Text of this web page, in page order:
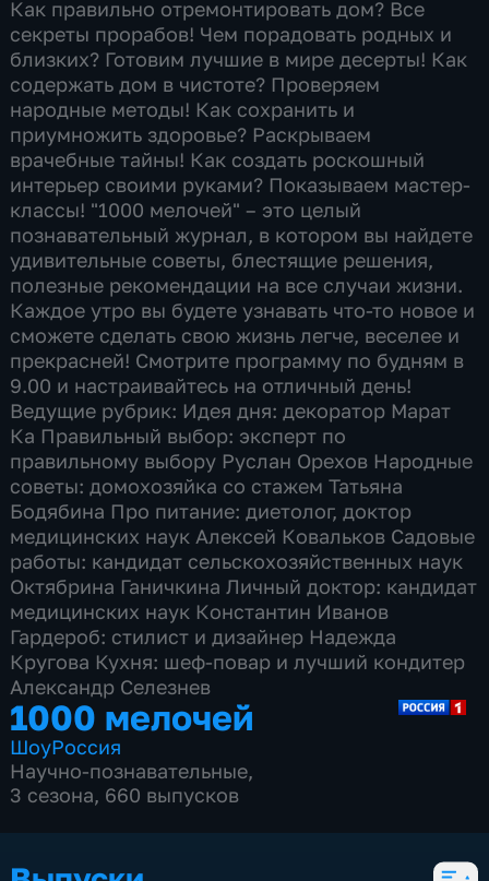
Как правильно отремонтировать дом? Все
секреты прорабов! Чем порадовать родных и
близких? Готовим лучшие в мире десерты! Как
содержать дом в чистоте? Проверяем
народные методы! Как сохранить и
приумножить здоровье? Раскрываем
врачебные тайны! Как создать роскошный
интерьер своими руками? Показываем мастер-
классы! "1000 мелочей" – это целый
познавательный журнал, в котором вы найдете
удивительные советы, блестящие решения,
полезные рекомендации на все случаи жизни.
Каждое утро вы будете узнавать что-то новое и
сможете сделать свою жизнь легче, веселее и
прекрасней! Смотрите программу по будням в
9.00 и настраивайтесь на отличный день!
Ведущие рубрик: Идея дня: декоратор Марат
Ка Правильный выбор: эксперт по
правильному выбору Руслан Орехов Народные
советы: домохозяйка со стажем Татьяна
Бодябина Про питание: диетолог, доктор
медицинских наук Алексей Ковальков Садовые
работы: кандидат сельскохозяйственных наук
Октябрина Ганичкина Личный доктор: кандидат
медицинских наук Константин Иванов
Гардероб: стилист и дизайнер Надежда
Кругова Кухня: шеф-повар и лучший кондитер
Александр Селезнев
1000 мелочей
ШоуРоссия
Научно-познавательные,
3 сезона, 660 выпусков